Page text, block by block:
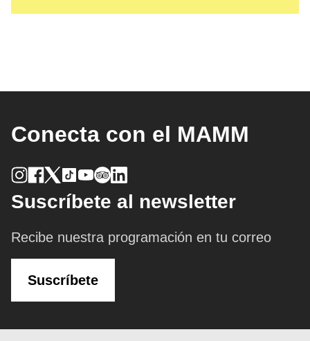
Conecta con el MAMM
Suscríbete al newsletter
Recibe nuestra programación en tu correo
Suscríbete